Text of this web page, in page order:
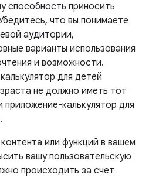
способность приносить
что вы понимаете
аудитории,
варианты использования
и возможности.
для детей
не должно иметь тот
калькулятор для
или функций в вашем
вашу пользовательскую
происходить за счет